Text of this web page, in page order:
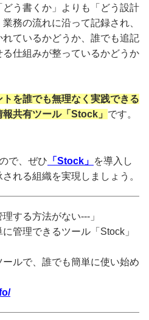
う書くか」よりも「どう設計
務の流れに沿って記録され、
ているかどうか、誰でも追記
仕組みが整っているかどうか
を誰でも無理なく実践できる
共有ツール「Stock」 です。
で、ぜひ 「Stock」 を導入し
れる組織を実現しましょう。
する方法がない---」
管理できるツール「Stock」
ルで、誰でも簡単に使い始め